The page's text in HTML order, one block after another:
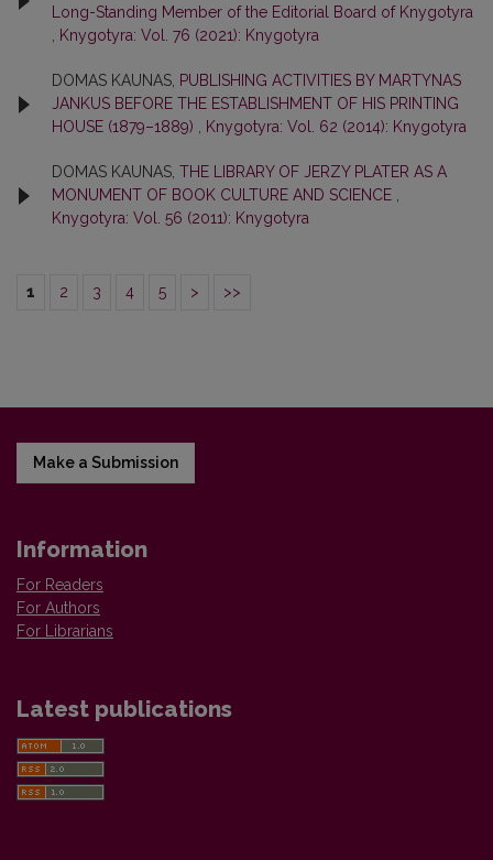
Long-Standing Member of the Editorial Board of Knygotyra
Knygotyra: Vol. 76 (2021): Knygotyra
DOMAS KAUNAS, PUBLISHING ACTIVITIES BY MARTYNAS
JANKUS BEFORE THE ESTABLISHMENT OF HIS PRINTING
HOUSE (1879–1889)
Knygotyra: Vol. 62 (2014): Knygotyra
DOMAS KAUNAS, THE LIBRARY OF JERZY PLATER AS A
MONUMENT OF BOOK CULTURE AND SCIENCE
Knygotyra: Vol. 56 (2011): Knygotyra
1 2 3 4 5 > >>
Make a Submission
Information
For Readers
For Authors
For Librarians
Latest publications